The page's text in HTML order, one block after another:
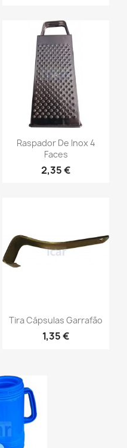
Raspador De Inox 4
Faces
2,35 €
Tira Cápsulas Garrafão
1,35 €